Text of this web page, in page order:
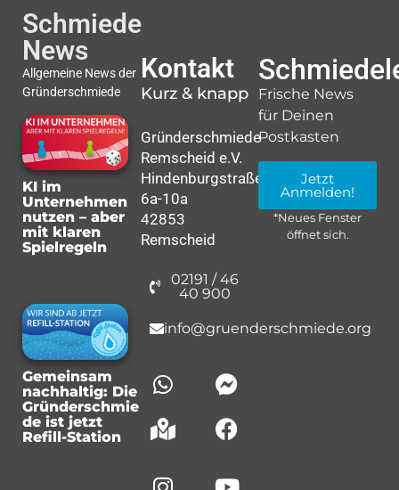
Schmiede
News
Allgemeine News der
Gründerschmiede
KI im
Unternehmen
nutzen – aber
mit klaren
Spielregeln
Gemeinsam
nachhaltig: Die
Gründerschmie
de ist jetzt
Refill-Station
Kontakt
Kurz & knapp
Gründerschmiede
Remscheid e.V.
Hindenburgstraße
6a-10a
42853
Remscheid
02191 / 46
40 900
info@gruenderschmiede.org
Frische News
für Deinen
Postkasten
Jetzt
Anmelden!
*Neues Fenster
öffnet sich.